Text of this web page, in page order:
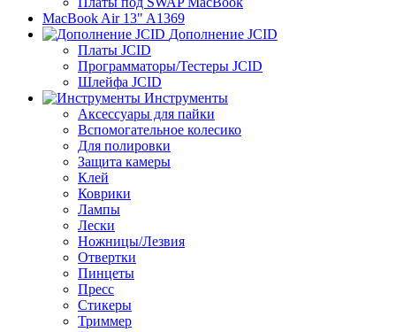
MacBook Air 13" A1369
Дополнение JCID
Платы JCID
Программаторы/Тестеры JCID
Шлейфа JCID
Инструменты
Аксессуары для пайки
Вспомогательное колесико
Для полировки
Защита камеры
Клей
Коврики
Лампы
Лески
Ножницы/Лезвия
Отвертки
Пинцеты
Пресс
Стикеры
Триммер